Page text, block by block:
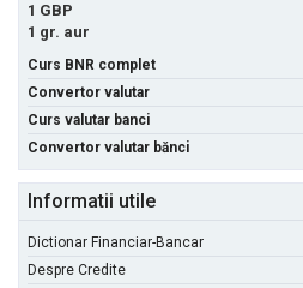
1 GBP
1 gr. aur
Curs BNR complet
Convertor valutar
Curs valutar banci
Convertor valutar bănci
Informatii utile
Dictionar Financiar-Bancar
Despre Credite